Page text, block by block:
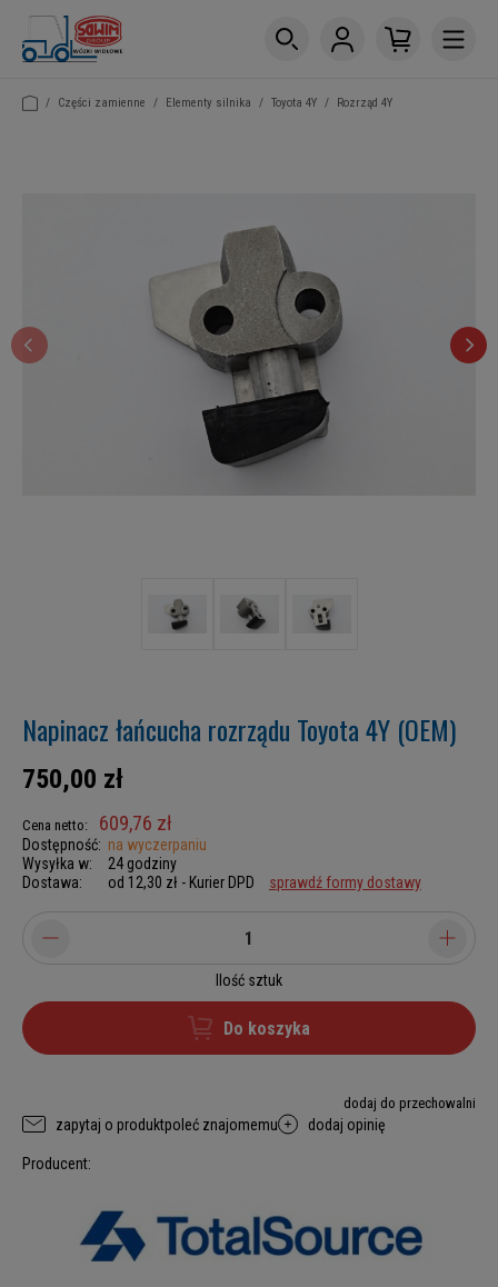
/ Części zamienne / Elementy silnika / Toyota 4Y / Rozrząd 4Y
Napinacz łańcucha rozrządu Toyota 4Y (OEM)
750,00 zł
Cena netto: 609,76 zł
Dostępność: na wyczerpaniu
Wysyłka w:
24 godziny
Dostawa:
od 12,30 zł - Kurier DPD sprawdź formy dostawy
Ilość sztuk
Do koszyka
dodaj do przechowalni
zapytaj o produktpoleć znajomemu dodaj opinię
Producent: